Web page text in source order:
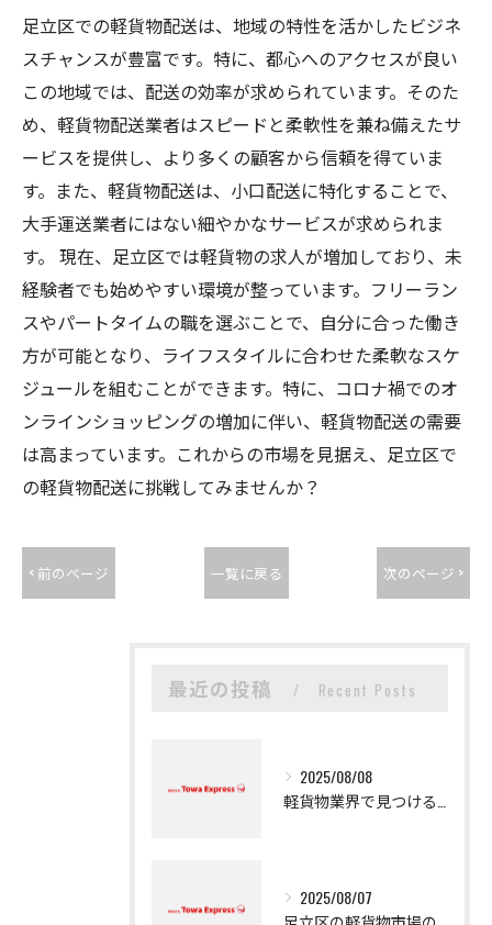
足立区での軽貨物配送は、地域の特性を活かしたビジネ
スチャンスが豊富です。特に、都心へのアクセスが良い
この地域では、配送の効率が求められています。そのた
め、軽貨物配送業者はスピードと柔軟性を兼ね備えたサ
ービスを提供し、より多くの顧客から信頼を得ていま
す。また、軽貨物配送は、小口配送に特化することで、
大手運送業者にはない細やかなサービスが求められま
す。 現在、足立区では軽貨物の求人が増加しており、未
経験者でも始めやすい環境が整っています。フリーラン
スやパートタイムの職を選ぶことで、自分に合った働き
方が可能となり、ライフスタイルに合わせた柔軟なスケ
ジュールを組むことができます。特に、コロナ禍でのオ
ンラインショッピングの増加に伴い、軽貨物配送の需要
は高まっています。これからの市場を見据え、足立区で
の軽貨物配送に挑戦してみませんか？
< 前のページ 一覧に戻る 次のページ >
最近の投稿 Recent Posts
2025/08/08
2025/08/07